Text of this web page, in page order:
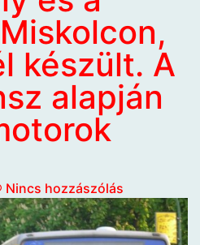
készült. A
alapján
Nincs hozzászólás